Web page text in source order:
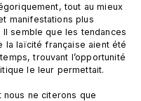
tout au mieux
manifestations plus
semble que les tendances
la laïcité française aient été
trouvant l’opportunité
le leur permettait.
nous ne citerons que